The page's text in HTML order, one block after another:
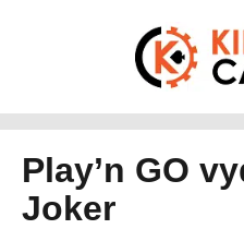
Play’n GO
Joker